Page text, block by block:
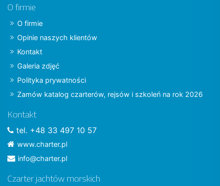
O firmie
O firmie
Opinie naszych klientów
Kontakt
Galeria zdjęć
Polityka prywatności
Zamów katalog czarterów, rejsów i szkoleń na rok 2026
Kontakt
tel. +48 33 497 10 57
www.charter.pl
info@charter.pl
Czarter jachtów morskich